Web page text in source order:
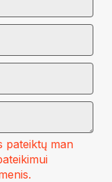
pateiktų man